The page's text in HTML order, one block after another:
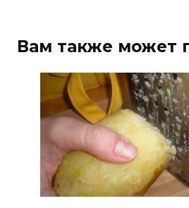
Вам также может